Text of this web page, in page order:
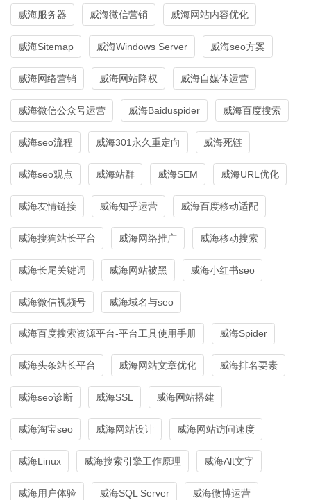
威海服务器 威海微信营销 威海网站内容优化
威海Sitemap 威海Windows Server 威海seo方案
威海网络营销 威海网站降权 威海自媒体运营
威海微信公众号运营 威海Baiduspider 威海百度搜索
威海seo流程 威海301永久重定向 威海死链
威海seo观点 威海站群 威海SEM 威海URL优化
威海友情链接 威海知乎运营 威海百度移动适配
威海搜狗站长平台 威海网络推广 威海移动搜索
威海长尾关键词 威海网站被黑 威海小红书seo
威海微信视频号 威海域名与seo
威海百度搜索资源平台-平台工具使用手册 威海Spider
威海头条站长平台 威海网站文章优化 威海排名要素
威海seo诊断 威海SSL 威海网站搭建
威海淘宝seo 威海网站设计 威海网站访问速度
威海Linux 威海搜索引擎工作原理 威海Alt文字
威海用户体验 威海SQL Server 威海微博运营